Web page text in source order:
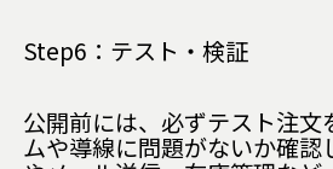
Step6：テスト・検証
公開前には、必ずテスト注文
ムや導線に問題がないか確認